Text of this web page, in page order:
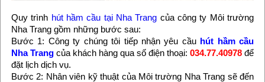
Quy trình hút hầm cầu tại Nha Trang của công ty Môi trường
Nha Trang gồm những bước sau:
Bước 1: Công ty chúng tôi tiếp nhận yêu cầu hút hầm cầu
Nha Trangcủa khách hàng qua số điện thoại:034.77.40978 để
đặt lịch dịch vụ.
Bước 2: Nhân viên kỹ thuật của Môi trường Nha Trang sẽ đến